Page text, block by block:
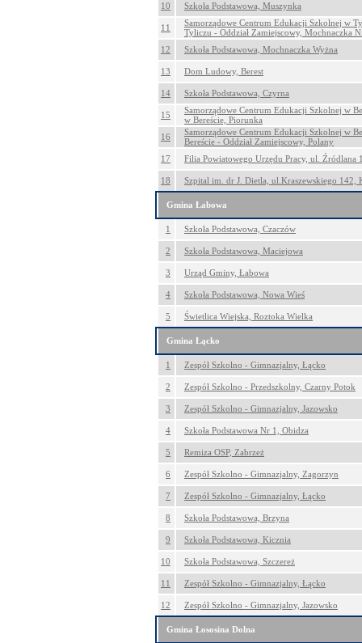
10 Szkoła Podstawowa, Muszynka
11
Samorządowe Centrum Edukacji Szkolnej w
Tyliczu - Oddział Zamiejscowy, Mochnaczka
12
Szkoła Podstawowa, Mochnaczka Wyżna
13 Dom Ludowy, Berest
14 Szkoła Podstawowa, Czyrna
15
Samorządowe Centrum Edukacji Szkolnej w
w Bereście, Piorunka
16
Samorządowe Centrum Edukacji Szkolnej w
Bereście - Oddział Zamiejscowy, Polany
17
Filia Powiatowego Urzędu Pracy, ul. Źródlana
18 Szpital im. dr J. Dietla, ul.Kraszewskiego 142,
Gmina Łabowa
1 Szkoła Podstawowa, Czaczów
2 Szkoła Podstawowa, Maciejowa
3 Urząd Gminy, Łabowa
4 Szkoła Podstawowa, Nowa Wieś
5 Świetlica Wiejska, Roztoka Wielka
Gmina Łącko
1 Zespół Szkolno - Gimnazjalny, Łącko
2 Zespół Szkolno - Przedszkolny, Czarny Potok
3 Zespół Szkolno - Gimnazjalny, Jazowsko
4 Szkoła Podstawowa Nr 1, Obidza
5 Remiza OSP, Zabrzeż
6 Zespół Szkolno - Gimnazjalny, Zagorzyn
7 Zespół Szkolno - Gimnazjalny, Łącko
8 Szkoła Podstawowa, Brzyna
9 Szkoła Podstawowa, Kicznia
10 Szkoła Podstawowa, Szczereż
11 Zespół Szkolno - Gimnazjalny, Łącko
12 Zespół Szkolno - Gimnazjalny, Jazowsko
Gmina Łososina Dolna